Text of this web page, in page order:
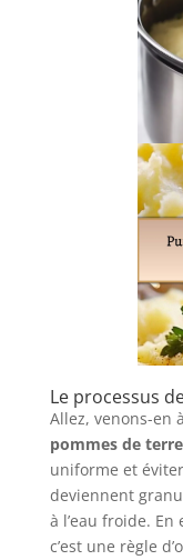
Le processus
Allez, venons-en
pommes de terre
uniforme et
deviennent
à l’eau froide.
c’est une règle